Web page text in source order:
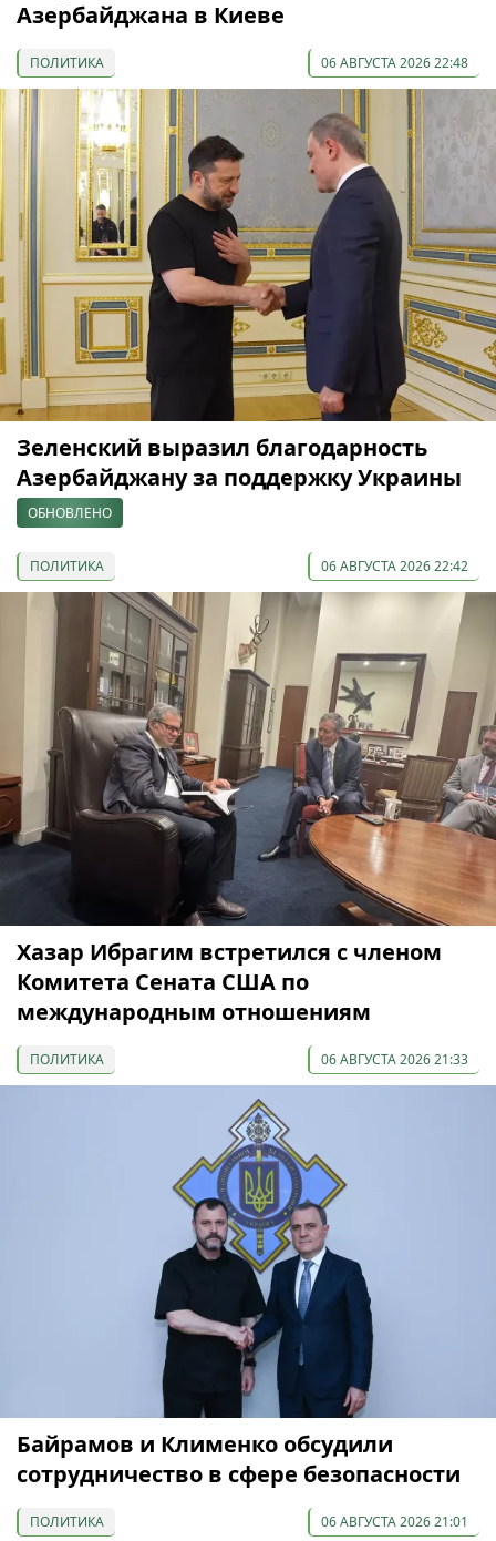
Азербайджана в Киеве
ПОЛИТИКА 06 АВГУСТА 2026 22:48
Зеленский выразил благодарность
Азербайджану за поддержку Украины
ОБНОВЛЕНО
ПОЛИТИКА 06 АВГУСТА 2026 22:42
Хазар Ибрагим встретился с членом
Комитета Сената США по
международным отношениям
ПОЛИТИКА 06 АВГУСТА 2026 21:33
Байрамов и Клименко обсудили
сотрудничество в сфере безопасности
ПОЛИТИКА 06 АВГУСТА 2026 21:01